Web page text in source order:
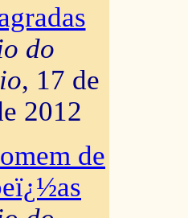
do
, 17 de
2012
de